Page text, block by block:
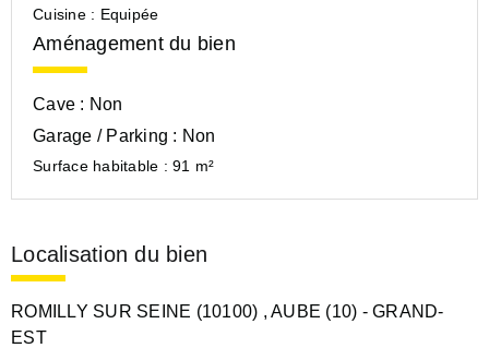
Cuisine : Equipée
Aménagement du bien
Cave : Non
Garage / Parking : Non
Surface habitable : 91 m²
Localisation du bien
ROMILLY SUR SEINE (10100) , AUBE (10) - GRAND-
EST